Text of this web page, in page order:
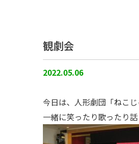
観劇会
2022.05.06
今日は、人形劇団「ねこ
一緒に笑ったり歌ったり